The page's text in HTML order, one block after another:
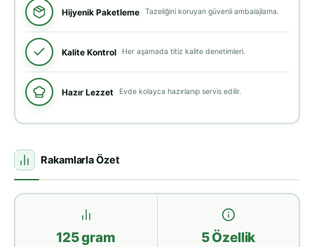
Hijyenik Paketleme Tazeliğini koruyan güvenli ambalajlama.
Kalite Kontrol Her aşamada titiz kalite denetimleri.
Hazır Lezzet Evde kolayca hazırlanıp servis edilir.
Rakamlarla Özet
125 gram 5 Özellik